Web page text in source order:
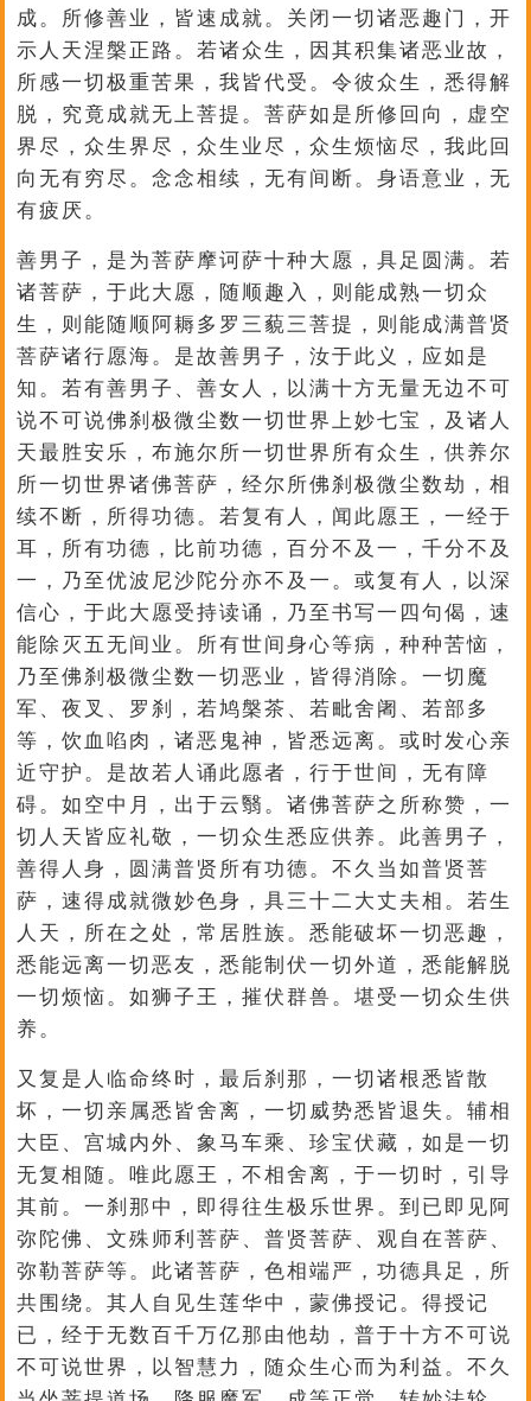
成。所修善业，皆速成就。关闭一切诸恶趣门，开
示人天涅槃正路。若诸众生，因其积集诸恶业故，
所感一切极重苦果，我皆代受。令彼众生，悉得解
脱，究竟成就无上菩提。菩萨如是所修回向，虚空
界尽，众生界尽，众生业尽，众生烦恼尽，我此回
向无有穷尽。念念相续，无有间断。身语意业，无
有疲厌。
善男子，是为菩萨摩诃萨十种大愿，具足圆满。若
诸菩萨，于此大愿，随顺趣入，则能成熟一切众
生，则能随顺阿耨多罗三藐三菩提，则能成满普贤
菩萨诸行愿海。是故善男子，汝于此义，应如是
知。若有善男子、善女人，以满十方无量无边不可
说不可说佛刹极微尘数一切世界上妙七宝，及诸人
天最胜安乐，布施尔所一切世界所有众生，供养尔
所一切世界诸佛菩萨，经尔所佛刹极微尘数劫，相
续不断，所得功德。若复有人，闻此愿王，一经于
耳，所有功德，比前功德，百分不及一，千分不及
一，乃至优波尼沙陀分亦不及一。或复有人，以深
信心，于此大愿受持读诵，乃至书写一四句偈，速
能除灭五无间业。所有世间身心等病，种种苦恼，
乃至佛刹极微尘数一切恶业，皆得消除。一切魔
军、夜叉、罗刹，若鸠槃茶、若毗舍阇、若部多
等，饮血啗肉，诸恶鬼神，皆悉远离。或时发心亲
近守护。是故若人诵此愿者，行于世间，无有障
碍。如空中月，出于云翳。诸佛菩萨之所称赞，一
切人天皆应礼敬，一切众生悉应供养。此善男子，
善得人身，圆满普贤所有功德。不久当如普贤菩
萨，速得成就微妙色身，具三十二大丈夫相。若生
人天，所在之处，常居胜族。悉能破坏一切恶趣，
悉能远离一切恶友，悉能制伏一切外道，悉能解脱
一切烦恼。如狮子王，摧伏群兽。堪受一切众生供
养。
又复是人临命终时，最后刹那，一切诸根悉皆散
坏，一切亲属悉皆舍离，一切威势悉皆退失。辅相
大臣、宫城内外、象马车乘、珍宝伏藏，如是一切
无复相随。唯此愿王，不相舍离，于一切时，引导
其前。一刹那中，即得往生极乐世界。到已即见阿
弥陀佛、文殊师利菩萨、普贤菩萨、观自在菩萨、
弥勒菩萨等。此诸菩萨，色相端严，功德具足，所
共围绕。其人自见生莲华中，蒙佛授记。得授记
已，经于无数百千万亿那由他劫，普于十方不可说
不可说世界，以智慧力，随众生心而为利益。不久